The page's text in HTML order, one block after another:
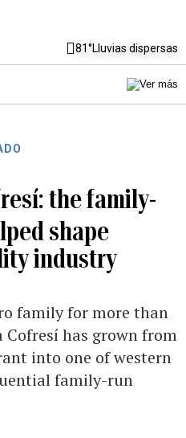
81°Lluvias dispersas
the family-
shape
industry
family for more than
Cofresí has grown from
into one of western
family-run